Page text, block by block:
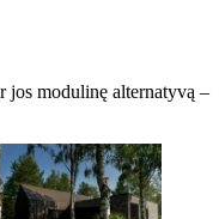
modulinę alternatyvą –